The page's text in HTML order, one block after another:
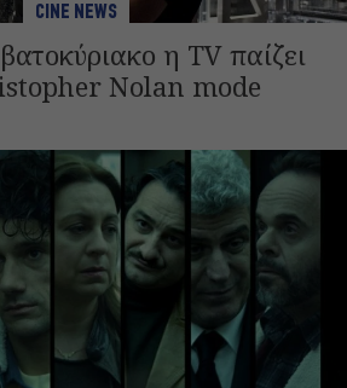
CINE NEWS
η TV παίζει
Nolan mode